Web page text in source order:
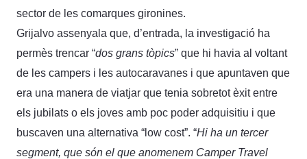
sector de les comarques gironines.
Grijalvo assenyala que, d’entrada, la investigació ha
permès trencar “dos grans tòpics” que hi havia al voltant
de les campers i les autocaravanes i que apuntaven que
era una manera de viatjar que tenia sobretot èxit entre
els jubilats o els joves amb poc poder adquisitiu i que
buscaven una alternativa “low cost”. “Hi ha un tercer
segment, que són el que anomenem Camper Travel